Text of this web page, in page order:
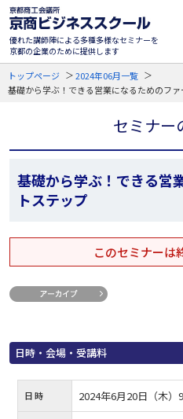
優れた講師陣による多種多様なセミナーを
京都の企業のために提供します
トップページ
2024年06月一覧
基礎から学ぶ！できる営業になるためのフ
セミナー
基礎から学ぶ！できる営
トステップ
このセミナーは
日時・会場・受講料
日 時 2024年6月20日（木）